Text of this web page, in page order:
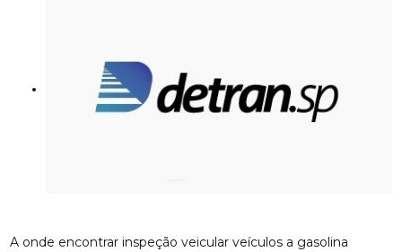
A onde encontrar inspeção veicular veículos a gasolina